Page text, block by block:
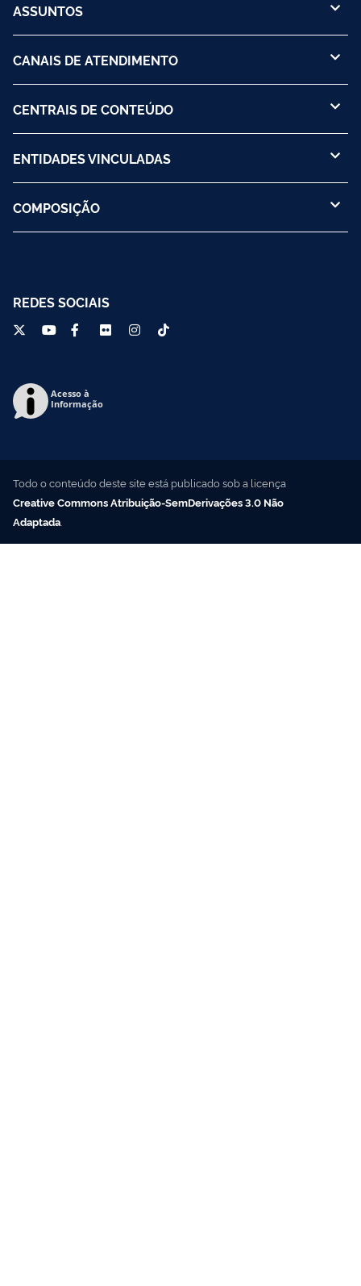
ASSUNTOS
CANAIS DE ATENDIMENTO
CENTRAIS DE CONTEÚDO
ENTIDADES VINCULADAS
COMPOSIÇÃO
REDES SOCIAIS
Acesso à
Informação
Todo o conteúdo deste site está publicado sob a licença
Creative Commons Atribuição-SemDerivações 3.0 Não
Adaptada